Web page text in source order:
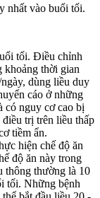
nhất vào buổi tối.
tối. Điều chỉnh
khoảng thời gian
dùng liều duy
cáo ở những
có nguy cơ cao bị
trị trên liều thấp
tiềm ẩn.
hiện chế độ ăn
độ ăn này trong
thông thường là 10
tối. Những bệnh